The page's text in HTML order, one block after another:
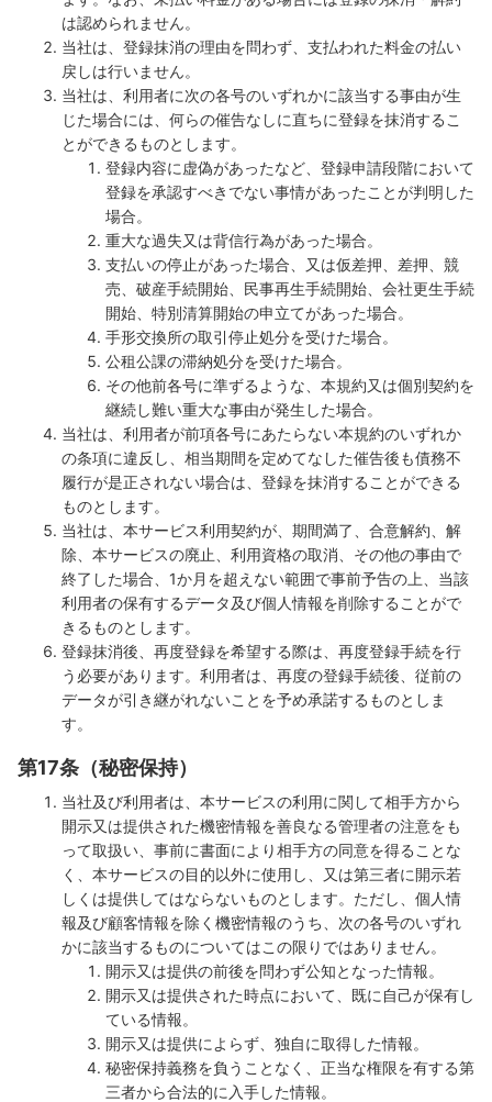
は認められません。
当社は、登録抹消の理由を問わず、支払われた料金の払い
戻しは行いません。
当社は、利用者に次の各号のいずれかに該当する事由が生
じた場合には、何らの催告なしに直ちに登録を抹消するこ
とができるものとします。
登録内容に虚偽があったなど、登録申請段階において
登録を承認すべきでない事情があったことが判明した
場合。
重大な過失又は背信行為があった場合。
支払いの停止があった場合、又は仮差押、差押、競
売、破産手続開始、民事再生手続開始、会社更生手続
開始、特別清算開始の申立てがあった場合。
手形交換所の取引停止処分を受けた場合。
公租公課の滞納処分を受けた場合。
その他前各号に準ずるような、本規約又は個別契約を
継続し難い重大な事由が発生した場合。
当社は、利用者が前項各号にあたらない本規約のいずれか
の条項に違反し、相当期間を定めてなした催告後も債務不
履行が是正されない場合は、登録を抹消することができる
ものとします。
当社は、本サービス利用契約が、期間満了、合意解約、解
除、本サービスの廃止、利用資格の取消、その他の事由で
終了した場合、1か月を超えない範囲で事前予告の上、当該
利用者の保有するデータ及び個人情報を削除することがで
きるものとします。
登録抹消後、再度登録を希望する際は、再度登録手続を行
う必要があります。利用者は、再度の登録手続後、従前の
データが引き継がれないことを予め承諾するものとしま
す。
第17条（秘密保持）
当社及び利用者は、本サービスの利用に関して相手方から
開示又は提供された機密情報を善良なる管理者の注意をも
って取扱い、事前に書面により相手方の同意を得ることな
く、本サービスの目的以外に使用し、又は第三者に開示若
しくは提供してはならないものとします。ただし、個人情
報及び顧客情報を除く機密情報のうち、次の各号のいずれ
かに該当するものについてはこの限りではありません。
開示又は提供の前後を問わず公知となった情報。
開示又は提供された時点において、既に自己が保有し
ている情報。
開示又は提供によらず、独自に取得した情報。
秘密保持義務を負うことなく、正当な権限を有する第
三者から合法的に入手した情報。